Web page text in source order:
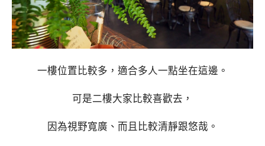
一樓位置比較多，適合多人一點坐在這邊。
可是二樓大家比較喜歡去，
因為視野寬廣、而且比較清靜跟悠哉。